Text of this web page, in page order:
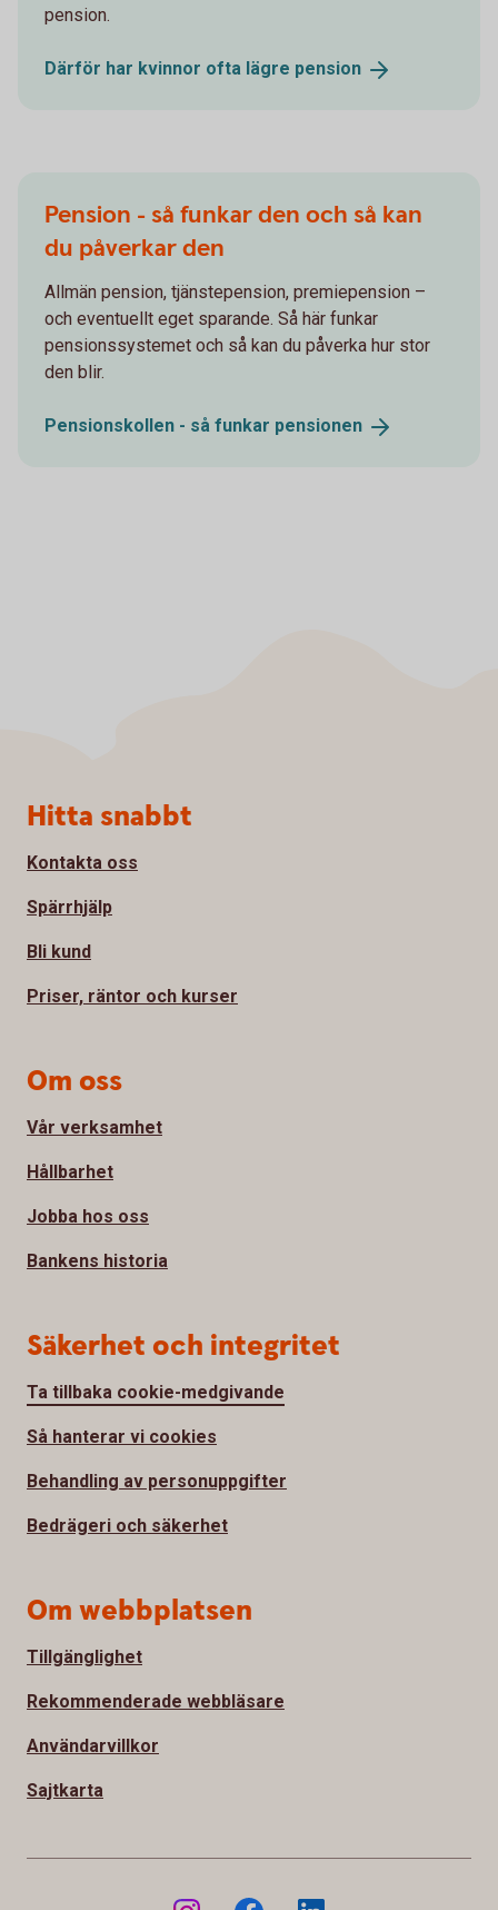
pension.
Därför har kvinnor ofta lägre pension
Pension - så funkar den och så kan
du påverkar den
Allmän pension, tjänstepension, premiepension –
och eventuellt eget sparande. Så här funkar
pensionssystemet och så kan du påverka hur stor
den blir.
Pensionskollen - så funkar pensionen
Sidfot
Hitta snabbt
Kontakta oss
Spärrhjälp
Bli kund
Priser, räntor och kurser
Om oss
Vår verksamhet
Hållbarhet
Jobba hos oss
Bankens historia
Säkerhet och integritet
Ta tillbaka cookie-medgivande
Så hanterar vi cookies
Behandling av personuppgifter
Bedrägeri och säkerhet
Om webbplatsen
Tillgänglighet
Rekommenderade webbläsare
Användarvillkor
Sajtkarta